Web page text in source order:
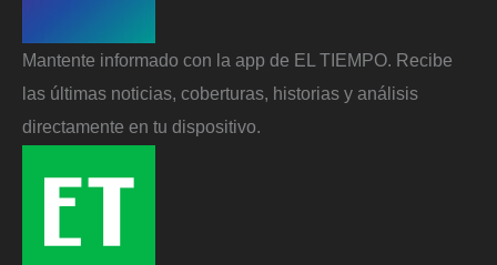
Mantente informado con la app de EL TIEMPO. Recibe
las últimas noticias, coberturas, historias y análisis
directamente en tu dispositivo.